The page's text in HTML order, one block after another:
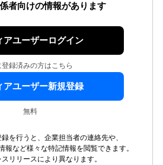
者向けの情報があります
アユーザーログイン
登録済みの方はこちら
アユーザー新規登録
無料
を行うと、企業担当者の連絡先や、
報など様々な特記情報を閲覧できます。
リリースにより異なります。